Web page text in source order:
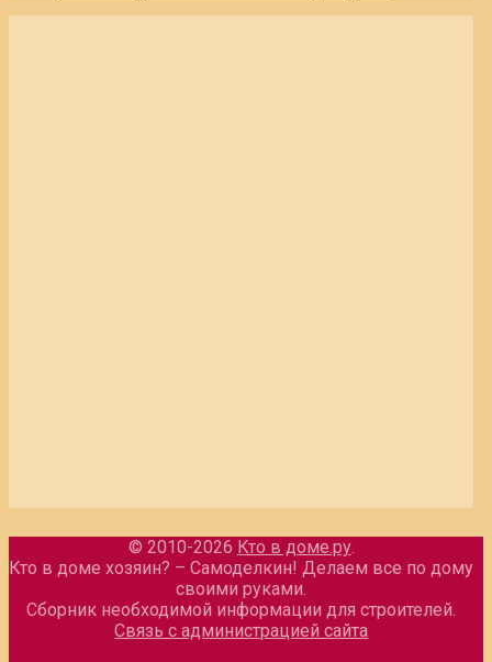
© 2010-2026 Кто в доме.ру.
Кто в доме хозяин? – Самоделкин! Делаем все по дому
своими руками.
Сборник необходимой информации для строителей.
Связь с администрацией сайта